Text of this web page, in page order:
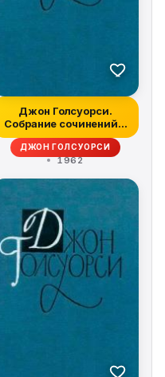
Джон Голсуорси.
Собрание сочинений в
16 томах. Том...
ДЖОН ГОЛСУОРСИ
1962